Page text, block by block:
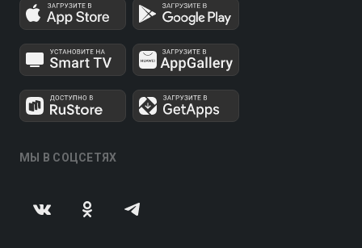
МЫ В СОЦСЕТЯХ